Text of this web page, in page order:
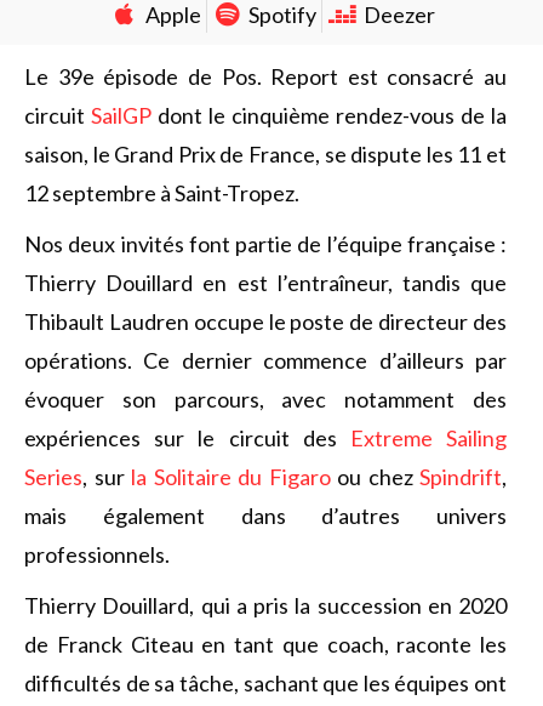
Apple Spotify Deezer
Le 39e épisode de Pos. Report est consacré au
circuit SailGP dont le cinquième rendez-vous de la
saison, le Grand Prix de France, se dispute les 11 et
12 septembre à Saint-Tropez.
Nos deux invités font partie de l’équipe française :
Thierry Douillard en est l’entraîneur, tandis que
Thibault Laudren occupe le poste de directeur des
opérations. Ce dernier commence d’ailleurs par
évoquer son parcours, avec notamment des
expériences sur le circuit des Extreme Sailing
Series, sur la Solitaire du Figaroou chez Spindrift,
mais également dans d’autres univers
professionnels.
Thierry Douillard, qui a pris la succession en 2020
de Franck Citeau en tant que coach, raconte les
difficultés de sa tâche, sachant que les équipes ont